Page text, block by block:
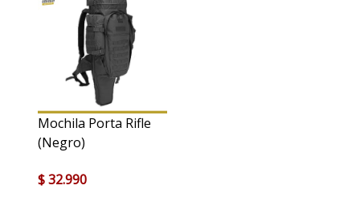
Mochila Porta Rifle
(Negro)
$ 32.990